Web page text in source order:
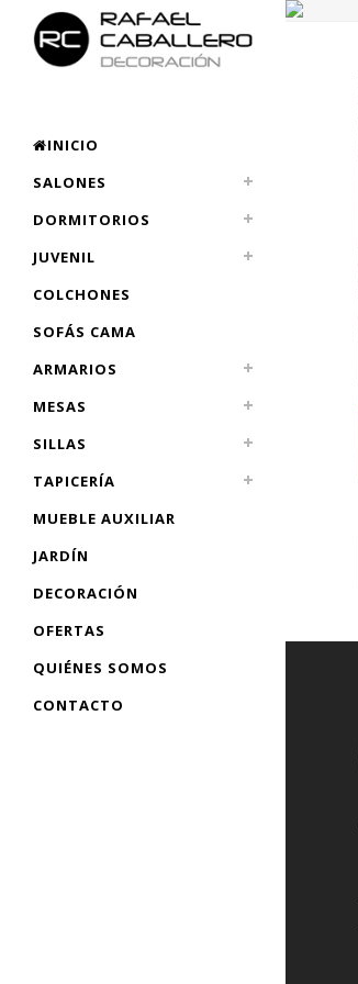
INICIO
SALONES
DORMITORIOS
JUVENIL
COLCHONES
SOFÁS CAMA
ARMARIOS
MESAS
SILLAS
TAPICERÍA
MUEBLE AUXILIAR
JARDÍN
DECORACIÓN
OFERTAS
QUIÉNES SOMOS
CONTACTO